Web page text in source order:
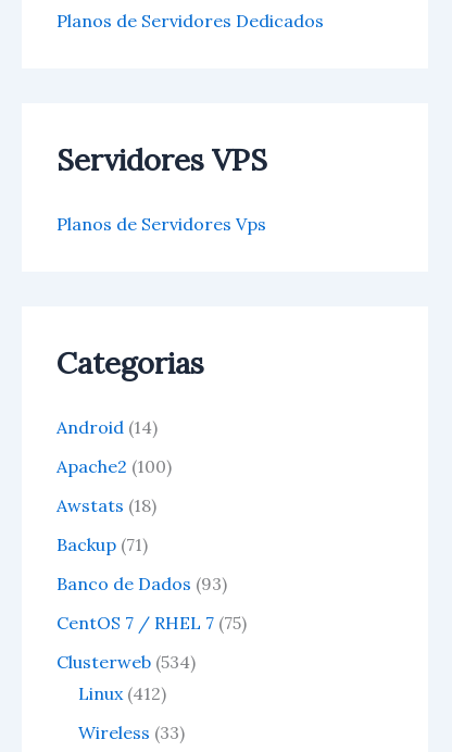
Planos de Servidores Dedicados
Servidores VPS
Planos de Servidores Vps
Categorias
Android (14)
Apache2 (100)
Awstats (18)
Backup (71)
Banco de Dados (93)
CentOS 7 / RHEL 7 (75)
Clusterweb (534)
Linux(412)
Wireless (33)